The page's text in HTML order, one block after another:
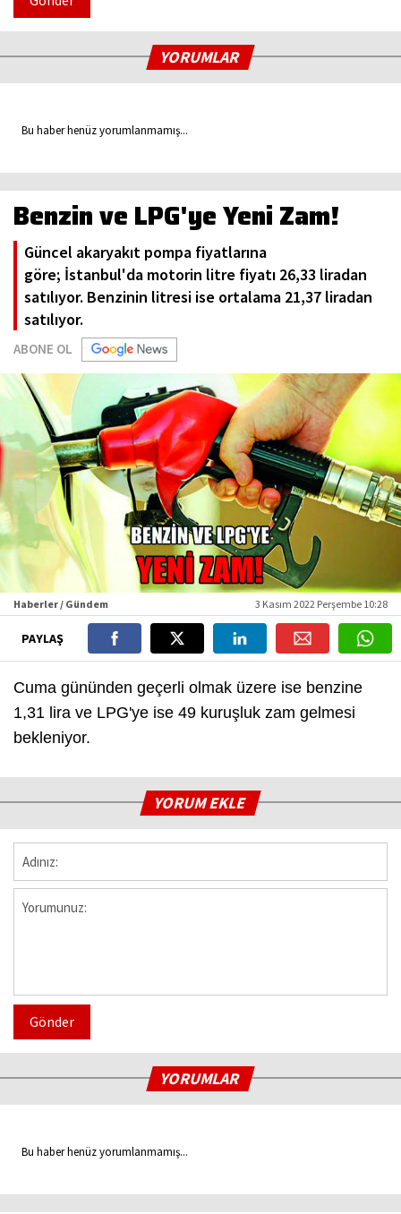
YORUMLAR
Bu haber henüz yorumlanmamış...
Benzin ve LPG'ye Yeni Zam!
Güncel akaryakıt pompa fiyatlarına
göre; İstanbul'da motorin litre fiyatı 26,33 liradan
satılıyor. Benzinin litresi ise ortalama 21,37 liradan
satılıyor.
ABONE OL
Haberler / Gündem 3 Kasım 2022 Perşembe 10:28
PAYLAŞ
Cuma gününden geçerli olmak üzere ise benzine
1,31 lira ve LPG'ye ise 49 kuruşluk zam gelmesi
bekleniyor.
YORUM EKLE
Gönder
YORUMLAR
Bu haber henüz yorumlanmamış...